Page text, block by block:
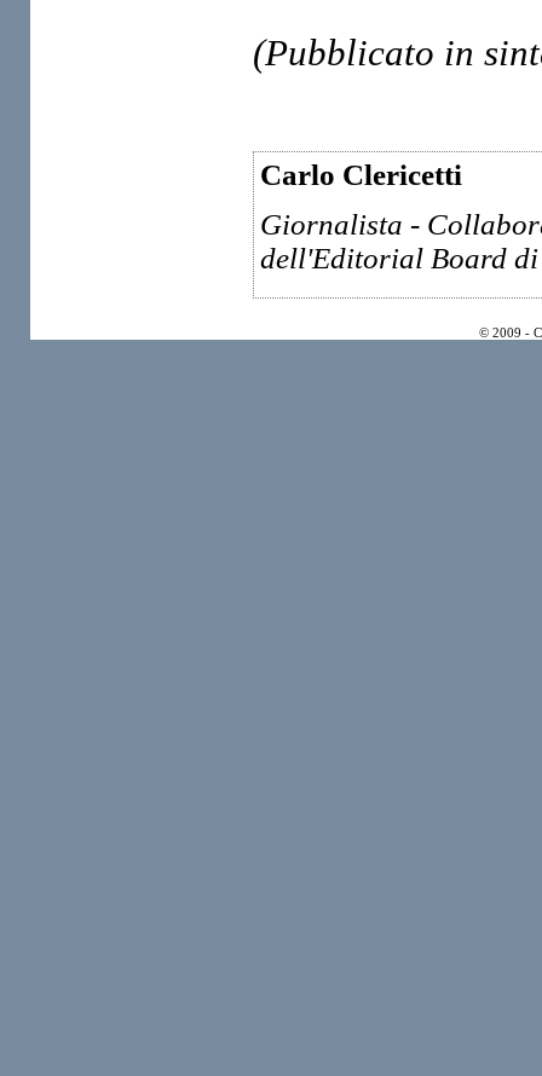
(Pubblicato in
Carlo Clericetti
Giornalista -
dell'Editorial Board
© 2009 -